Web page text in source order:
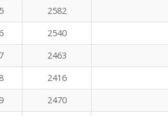
5
2582
2540
7
2463
2416
9
2470